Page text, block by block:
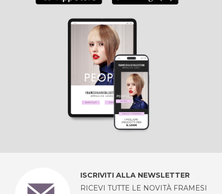
ISCRIVITI ALLA NEWSLETTER
RICEVI TUTTE LE NOVITÀ FRAMESI